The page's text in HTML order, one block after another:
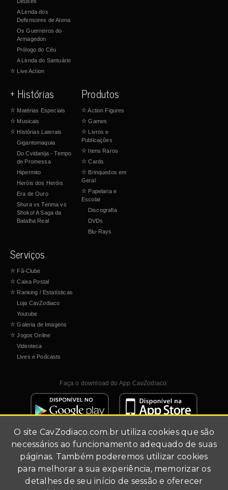
A Lenda dos
Defensores de Atena
Os Guerreiros do
Armagedon
Prólogo do Céu
A Lenda do Santuário
☆ Live Action
+ Histórias
☆ Matérias Especiais
☆ Musicais
☆ Histórias Laterais
Gigantomaquia
Do Cvidanija - Tempo
de Promessa
Hipermito
Heróis dos Heróis
Era de Ouro
Shura vs Tenma vs
Shoko! A Saga da
Batalha Real
Produtos
☆Action Figures
☆ Games
☆ Livros e
Publicações
☆ Itens Raros
☆ Cards
☆ Brinquedos em
Geral
☆ Papelaria e
Escolar
Discografia
DVDs
Blu-Rays
Serviços
☆ Fã-Clube
☆ Caixa Postal
☆ Ranking / Estatísticas
Loja CavZodiaco
Youtube
☆ Galeria de Imagens
☆ Jogos Online
Videoteca
Lives e Podcasts
Faça o download do App CavZodiaco:
Site de fãs (fã-clube).
O site CavZodiaco.com.br utiliza cookies que são
necessários ao funcionamento adequado de suas
páginas. Também poderemos utilizar cookies
para melhorar a sua experiência, memorizar os
detalhes de seu início de sessão e oferecer